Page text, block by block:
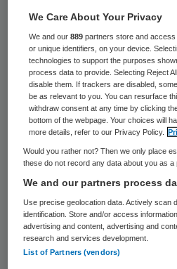
Elke dag worden er
ziekenhuisbedden
dat niet nodig is. De
hadden al ontslagen
kunnen nergens heen.
inventarisatie van RTL
Stokkende
Ziekenhuizen komen
doorstroom in de
soms nieuwe patiënten
We Care About Your Privacy
We and our889 partners store and
or unique identifiers, on your device.
technologies to support the purposes
process data to provide. Selecting Reject
disable them. If trackers are disabled,
be as relevant to you. You can resurface
withdraw consent at any time by clicking
bottom of the webpage. Your choices will
more details, refer to our Privacy Policy.
Would you rather not? Then we only place
these do not record any data about you as a
We and our partners process
Use precise geolocation data. Actively scan
identification. Store and/or access
advertising and content, advertising and
research and services development.
List of Partners (vendors)